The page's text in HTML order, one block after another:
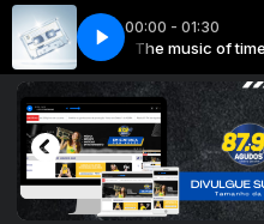
00:00 - 01:30
ONLINE The music of time com